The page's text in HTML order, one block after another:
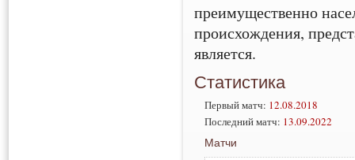
преимущественно
происхождения,
является.
Статистика
Первый матч: 12.08.2018
Последний матч: 13.09.2022
Матчи